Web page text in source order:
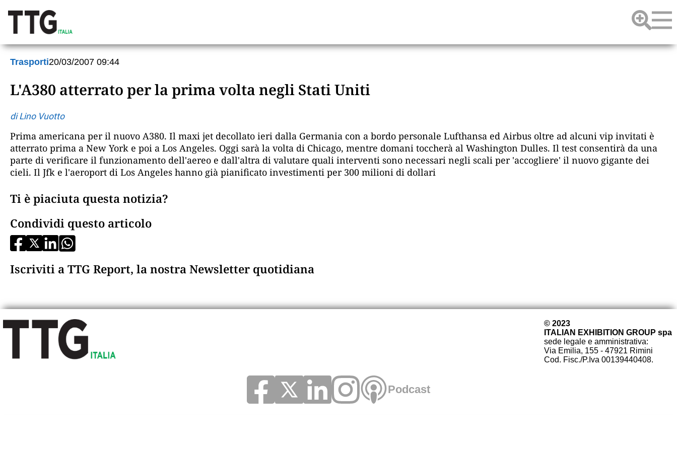
Trasporti20/03/2007 09:44
L'A380 atterrato per la prima volta negli Stati Uniti
di Lino Vuotto
Prima americana per il nuovo A380. Il maxi jet decollato ieri dalla Germania con a bordo personale Lufthansa ed Airbus oltre ad alcuni vip invitati è
atterrato prima a New York e poi a Los Angeles. Oggi sarà la volta di Chicago, mentre domani toccherà al Washington Dulles. Il test consentirà da una
parte di verificare il funzionamento dell'aereo e dall'altra di valutare quali interventi sono necessari negli scali per 'accogliere' il nuovo gigante dei
cieli. Il Jfk e l'aeroport di Los Angeles hanno già pianificato investimenti per 300 milioni di dollari
Ti è piaciuta questa notizia?
Condividi questo articolo
Iscriviti a TTG Report, la nostra Newsletter quotidiana
© 2023
ITALIAN EXHIBITION GROUP spa
sede legale e amministrativa:
Via Emilia, 155 - 47921 Rimini
Cod. Fisc./P.Iva 00139440408.
Podcast